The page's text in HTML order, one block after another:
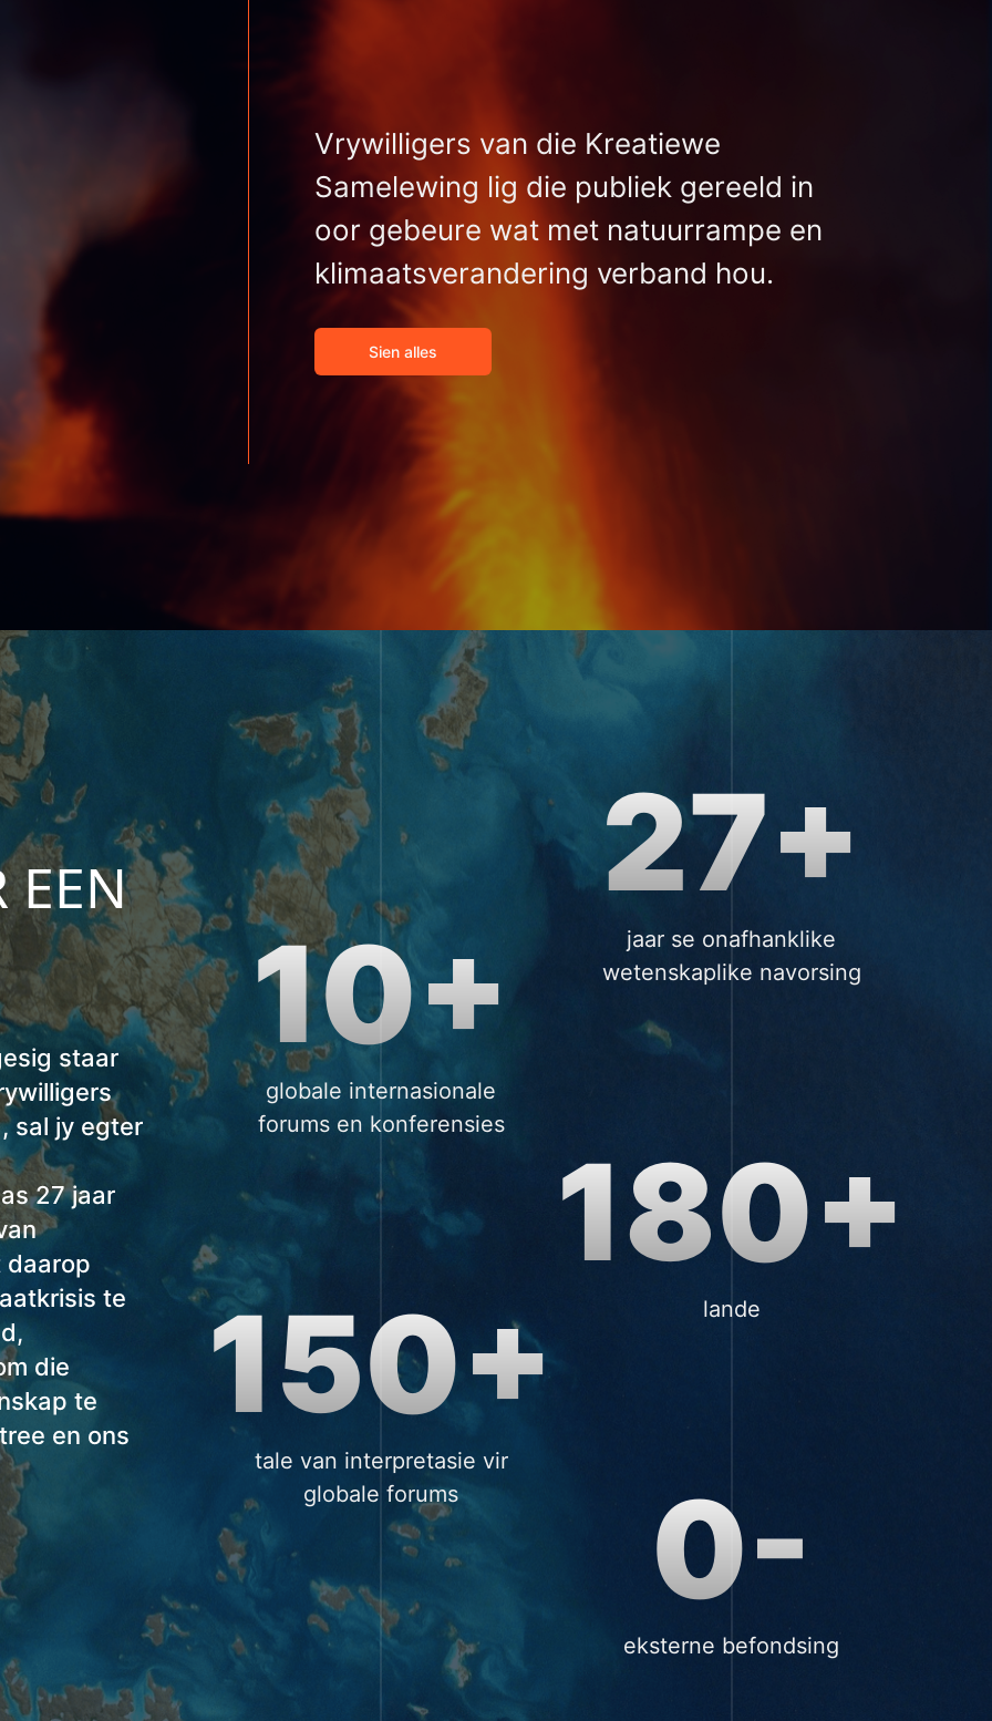
Vrywilligers van die Kreatiewe
Samelewing lig die publiek gereeld in
oor gebeure wat met natuurrampe en
klimaatsverandering verband hou.
Sien alles
EEN
staar
sal jy egter
27 jaar
daarop
te
die
te
en ons
10+
globale internasionale
forums en konferensies
150+
tale van interpretasie vir
globale forums
27+
jaar se onafhanklike
wetenskaplike navorsing
180+
lande
0-
eksterne befondsing